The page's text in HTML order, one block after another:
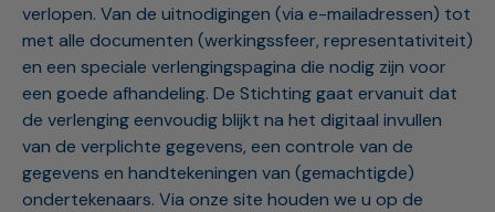
verlopen. Van de uitnodigingen (via e-mailadressen) tot
met alle documenten (werkingssfeer, representativiteit)
en een speciale verlengingspagina die nodig zijn voor
een goede afhandeling. De Stichting gaat ervanuit dat
de verlenging eenvoudig blijkt na het digitaal invullen
van de verplichte gegevens, een controle van de
gegevens en handtekeningen van (gemachtigde)
ondertekenaars. Via onze site houden we u op de